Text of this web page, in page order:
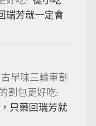
瑞芳就一定會
早味三輪車割
割包更好吃:
只藥回瑞芳就